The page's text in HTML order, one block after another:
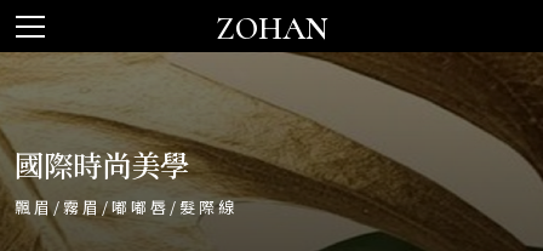
ZOHAN
國際時尚美學
飄眉/霧眉/嘟嘟唇/髮際線